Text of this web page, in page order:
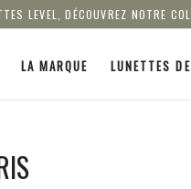
LEVEL, DÉCOUVREZ NOTRE
LA MARQUE LUNETTES